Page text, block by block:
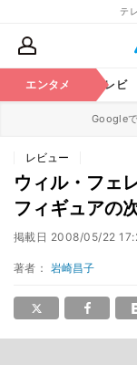
テ
エンタメ
芸能 テレビ
Google
レビュー
ウィル・フェ
フィギュアの
掲載日 2008/05/22
著者： 岩崎昌子